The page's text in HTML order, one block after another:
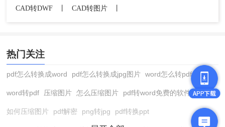
CAD转DWF
CAD转图片
热门关注
pdf怎么转换成word pdf怎么转换成jpg图片 word怎么转pdf
word转pdf 压缩图片 怎么压缩图片 pdf转word免费的软件
如何压缩图片 pdf解密 png转jpg pdf转换ppt